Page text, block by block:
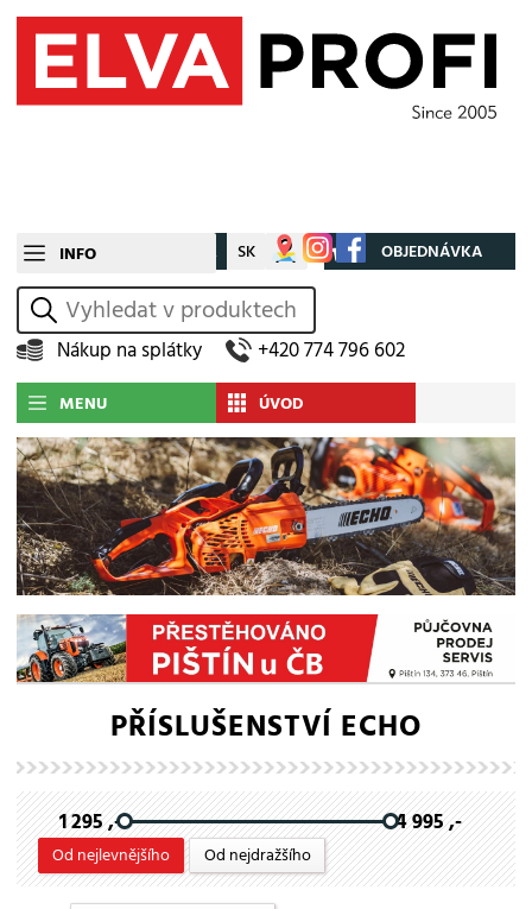
INFO CZ SK Můj účet OBJEDNÁVKA
vyhledat
Nákup na splátky +420 774 796 602
MENU ÚVOD
PŘÍSLUŠENSTVÍ ECHO
1 295 ,- 4 995 ,-
Od nejlevnějšího Od nejdražšího